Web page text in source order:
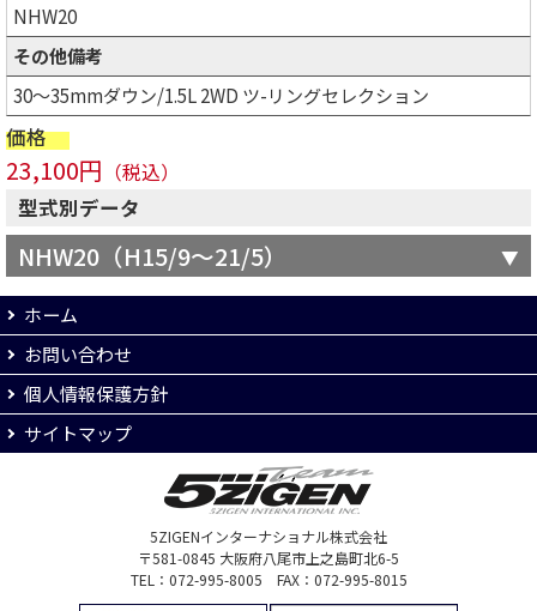
NHW20
その他備考
30～35mmダウン/1.5L 2WD ツ-リングセレクション
価格
23,100円 （税込）
型式別データ
NHW20（H15/9～21/5）
ホーム
お問い合わせ
個人情報保護方針
サイトマップ
5ZIGENインターナショナル株式会社
〒581-0845 大阪府八尾市上之島町北6-5
TEL：072-995-8005 FAX：072-995-8015